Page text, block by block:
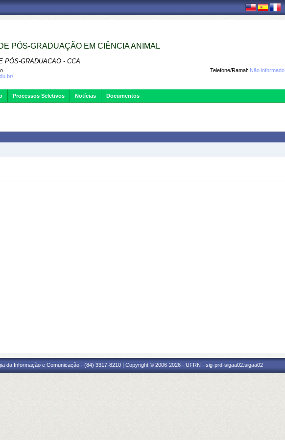
PÓS-GRADUAÇÃO EM CIÊNCIA ANIMAL
PÓS-GRADUACAO - CCA
Telefone/Ramal: Não informado
Processos Seletivos Notícias Documentos
da Informação e Comunicação - (84) 3317-8210 | Copyright © 2006-2026 - UFRN - sig-prd-sigaa02.sigaa02